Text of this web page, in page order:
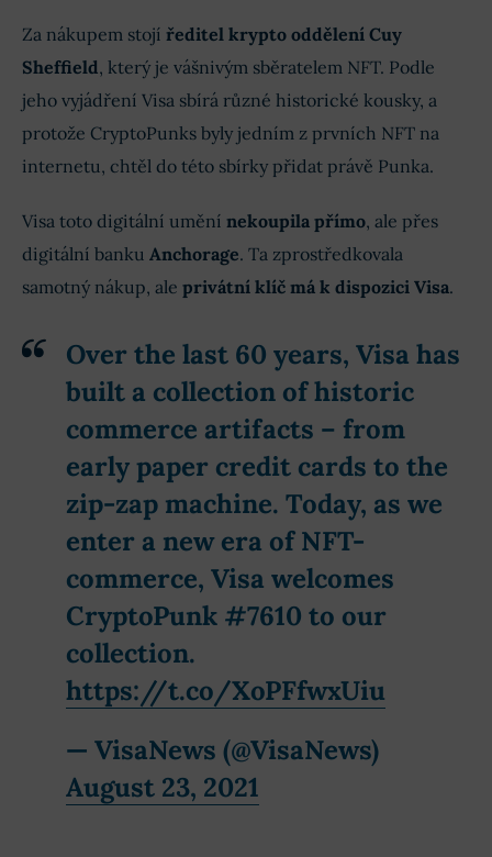
Za nákupem stojí ředitel krypto oddělení Cuy
Sheffield, který je vášnivým sběratelem NFT. Podle
jeho vyjádření Visa sbírá různé historické kousky, a
protože CryptoPunks byly jedním z prvních NFT na
internetu, chtěl do této sbírky přidat právě Punka.
Visa toto digitální umění nekoupila přímo, ale přes
digitální banku Anchorage. Ta zprostředkovala
samotný nákup, ale privátní klíč má k dispozici Visa.
Over the last 60 years, Visa has
built a collection of historic
commerce artifacts – from
early paper credit cards to the
zip-zap machine. Today, as we
enter a new era of NFT-
commerce, Visa welcomes
CryptoPunk #7610 to our
collection.
https://t.co/XoPFfwxUiu
— VisaNews (@VisaNews)
August 23, 2021